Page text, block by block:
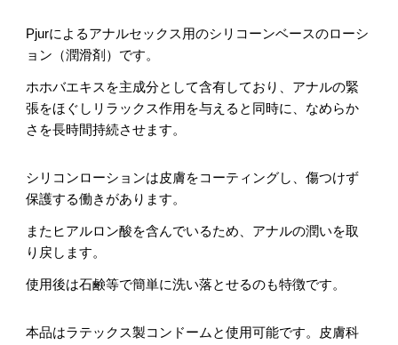
Pjurによるアナルセックス用のシリコーンベースのローシ
ョン（潤滑剤）です。
ホホバエキスを主成分として含有しており、アナルの緊
張をほぐしリラックス作用を与えると同時に、なめらか
さを長時間持続させます。
シリコンローションは皮膚をコーティングし、傷つけず
保護する働きがあります。
またヒアルロン酸を含んでいるため、アナルの潤いを取
り戻します。
使用後は石鹸等で簡単に洗い落とせるのも特徴です。
本品はラテックス製コンドームと使用可能です。皮膚科